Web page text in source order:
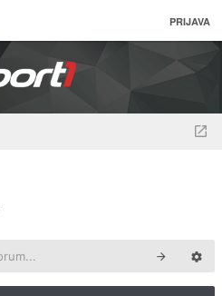
PRIJAVA